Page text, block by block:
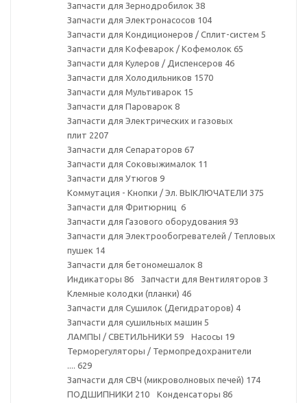
Запчасти для Зернодробилок 38
Запчасти для Электронасосов 104
Запчасти для Кондиционеров / Сплит-систем 5
Запчасти для Кофеварок / Кофемолок 65
Запчасти для Кулеров / Диспенсеров 46
Запчасти для Холодильников 1570
Запчасти для Мультиварок 15
Запчасти для Пароварок 8
Запчасти для Электрических и газовых
плит 2207
Запчасти для Сепараторов 67
Запчасти для Соковыжималок 11
Запчасти для Утюгов 9
Коммутация - Кнопки / Эл. ВЫКЛЮЧАТЕЛИ 375
Запчасти для Фритюрниц 6
Запчасти для Газового оборудования 93
Запчасти для Электрообогревателей / Тепловых
пушек 14
Запчасти для бетономешалок 8
Индикаторы 86 Запчасти для Вентиляторов 3
Клемные колодки (планки) 46
Запчасти для Сушилок (Дегидраторов) 4
Запчасти для сушильных машин 5
ЛАМПЫ / СВЕТИЛЬНИКИ 59 Насосы 19
Терморегуляторы / Термопредохранители
.... 629
Запчасти для СВЧ (микроволновых печей) 174
ПОДШИПНИКИ 210 Конденсаторы 86